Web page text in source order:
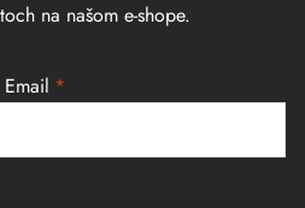
na našom e-shope.
Email